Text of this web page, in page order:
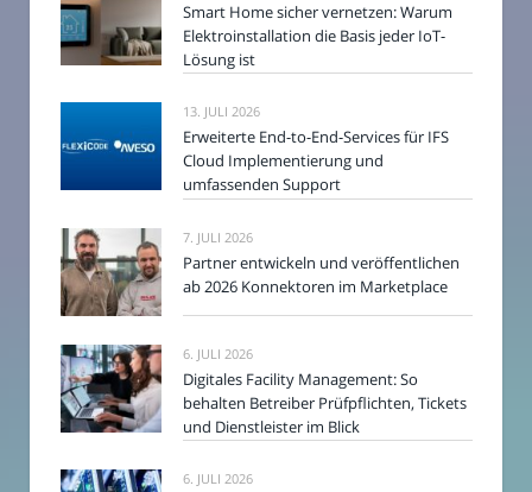
Smart Home sicher vernetzen: Warum
Elektroinstallation die Basis jeder IoT-
Lösung ist
13. JULI 2026
Erweiterte End-to-End-Services für IFS
Cloud Implementierung und
umfassenden Support
7. JULI 2026
Partner entwickeln und veröffentlichen
ab 2026 Konnektoren im Marketplace
6. JULI 2026
Digitales Facility Management: So
behalten Betreiber Prüfpflichten, Tickets
und Dienstleister im Blick
6. JULI 2026